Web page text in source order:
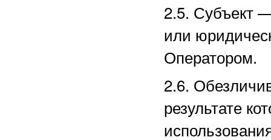
2.5. Субъект
или
Оператором.
2.6.
результате